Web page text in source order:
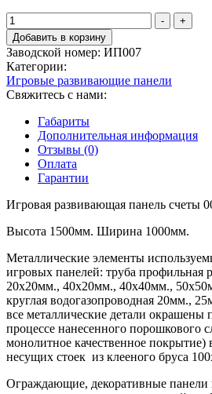
Количество
товара
Игровая
развивающая
панель
счеты
007
-
+
Добавить в корзину
Заводской номер: ИП007
Категории:
Игровые развивающие панели
Свяжитесь с нами:
Габариты
Дополнительная информация
Отзывы (0)
Оплата
Гарантии
Игровая развивающая панель счеты
Высота 1500мм. Ширина 1000мм.
Металлические элементы
игровых панелей: труба профильная
20х20мм., 40х20мм., 40х40мм.,
круглая водогазопроводная 20мм.,
все металлические детали окрашены
процессе нанесенного порошкового
монолитное качественное покрытие)
несущих стоек из клееного бруса
Ограждающие, декоративные